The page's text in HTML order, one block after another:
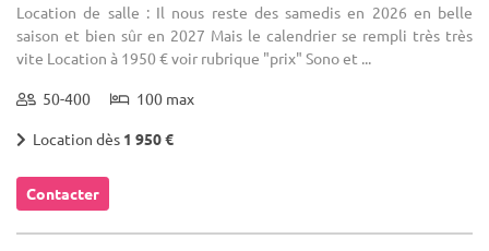
Location de salle : Il nous reste des samedis en 2026 en belle
saison et bien sûr en 2027 Mais le calendrier se rempli très très
vite Location à 1950 € voir rubrique "prix" Sono et ...
50-400 100 max
Location dès 1 950 €
Contacter